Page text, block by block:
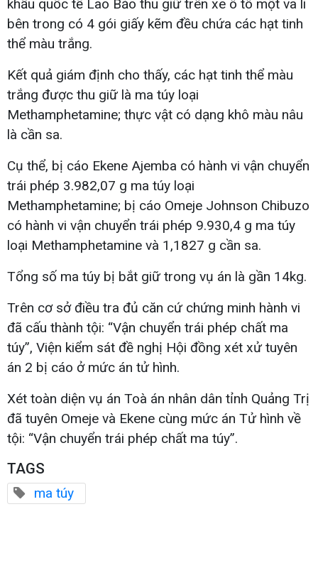
khẩu quốc tế Lao Bảo thu giữ trên xe ô tô một va li
bên trong có 4 gói giấy kẽm đều chứa các hạt tinh
thể màu trắng.
Kết quả giám định cho thấy, các hạt tinh thể màu
trắng được thu giữ là ma túy loại
Methamphetamine; thực vật có dạng khô màu nâu
là cần sa.
Cụ thể, bị cáo Ekene Ajemba có hành vi vận chuyển
trái phép 3.982,07 g ma túy loại
Methamphetamine; bị cáo Omeje Johnson Chibuzo
có hành vi vận chuyển trái phép 9.930,4 g ma túy
loại Methamphetamine và 1,1827 g cần sa.
Tổng số ma túy bị bắt giữ trong vụ án là gần 14kg.
Trên cơ sở điều tra đủ căn cứ chứng minh hành vi
đã cấu thành tội: “Vận chuyển trái phép chất ma
túy”, Viện kiểm sát đề nghị Hội đồng xét xử tuyên
án 2 bị cáo ở mức án tử hình.
Xét toàn diện vụ án Toà án nhân dân tỉnh Quảng Trị
đã tuyên Omeje và Ekene cùng mức án Tử hình về
tội: “Vận chuyển trái phép chất ma túy”.
TAGS
ma túy